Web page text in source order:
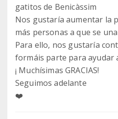
gatitos de Benicàssim
Nos gustaría aumentar la
más personas a que se
Para ello, nos gustaría
formáis parte para ayudar
¡ Muchísimas GRACIAS!
Seguimos adelante
❤️